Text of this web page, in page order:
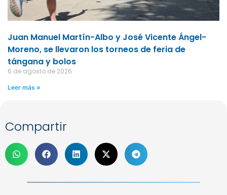
Juan Manuel Martín-Albo y José Vicente Ángel-
Moreno, se llevaron los torneos de feria de
tángana y bolos
6 de agosto de 2026
Leer más »
Compartir